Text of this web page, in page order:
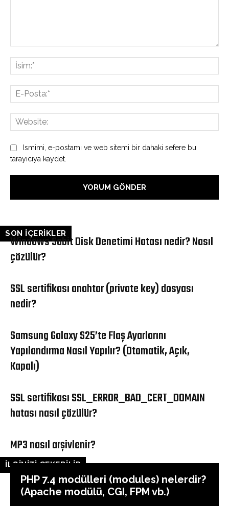
Ismimi, e-postamı ve web sitemi bir dahaki sefere bu
tarayıcıya kaydet.
SON İÇERİKLER
Windows Sabit Disk Denetimi Hatası nedir? Nasıl
çözülür?
SSL sertifikası anahtar (private key) dosyası
nedir?
Samsung Galaxy S25’te Flaş Ayarlarını
Yapılandırma Nasıl Yapılır? (Otomatik, Açık,
Kapalı)
SSL sertifikası SSL_ERROR_BAD_CERT_DOMAIN
hatası nasıl çözülür?
MP3 nasıl arşivlenir?
İLGİNİZİ ÇEKEBİLİR
PHP 7.4 modülleri (modules) nelerdir?
(Apache modülü, CGI, FPM vb.)